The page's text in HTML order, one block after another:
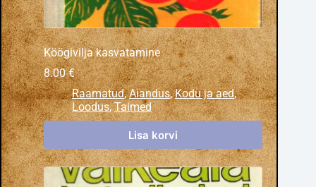
Köögivilja kasvatamine
8.00€
Raamatud,Aiandus,Kodu ja aed,
Loodus,Taimed
Lisa korvi